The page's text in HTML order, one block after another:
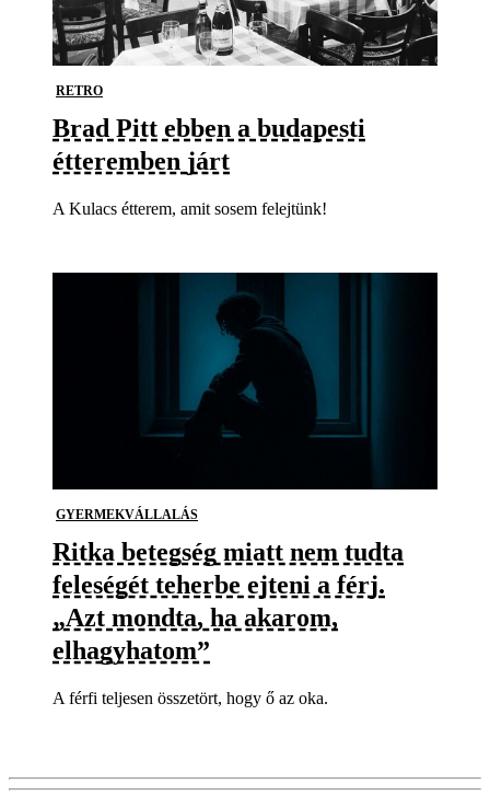
RETRO
Brad Pitt ebben a budapesti
étteremben járt
A Kulacs étterem, amit sosem felejtünk!
GYERMEKVÁLLALÁS
Ritka betegség miatt nem tudta
feleségét teherbe ejteni a férj.
„Azt mondta, ha akarom,
elhagyhatom”
A férfi teljesen összetört, hogy ő az oka.